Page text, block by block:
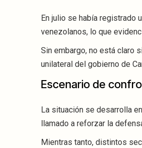
En julio se había registrado
venezolanos, lo que
Sin embargo, no está claro
unilateral del gobierno de
Escenario de
La situación se desarrolla
llamado a reforzar la
Mientras tanto, distintos